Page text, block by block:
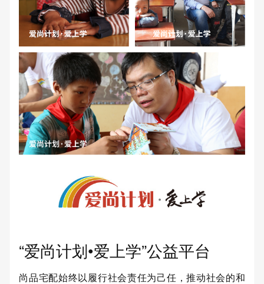
“爱尚计划•爱上学”公益平台
尚品宅配始终以履行社会责任为己任，推动社会的和